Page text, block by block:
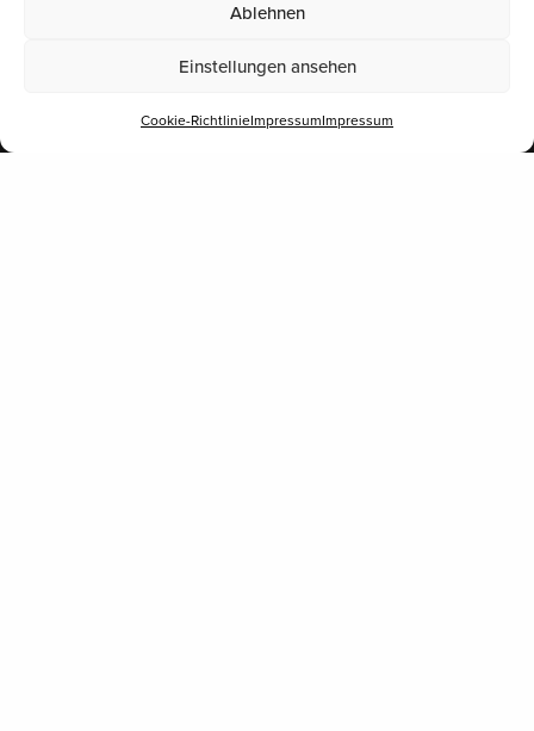
Ablehnen
Einstellungen ansehen
Cookie-RichtlinieImpressumImpressum